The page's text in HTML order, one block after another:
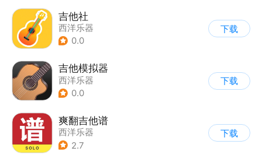
吉他社
西洋乐器
0.0
下载
吉他模拟器
西洋乐器
0.0
下载
爽翻吉他谱
西洋乐器
2.7
下载